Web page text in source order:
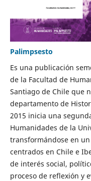
Palimpsesto
Es una publicación
de la Facultad de
Santiago de Chile que
departamento de
2015 inicia una
Humanidades de la
transformándose en
centrados en Chile e
de interés social,
proceso de reflexión y